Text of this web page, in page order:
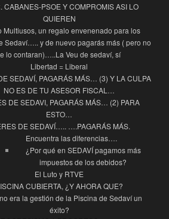
CABANES-PSOE Y COMPROMIS ASI LO
QUIEREN
Multiusos, un regalo envenenado para los
Sedaví….. y de nuevo pagarás más ( pero no
lo contaran)…..La Veu de sedaví, sí
Libertad = Liberal
SEDAVÍ, PAGARÁS MÁS… (3) Y LA CULPA
NO ES DE TU ASESOR FISCAL…
DE SEDAVI, PAGARÁS MÁS… (2) PARA
ESTO…
DE SEDAVÍ….. ….PAGARÁS MÁS.
Encuentra las diferencias….
¿Por qué en SEDAVÍ pagamos más
impuestos de los debidos?
El Luto y RTVE
CUBIERTA, ¿Y AHORA QUE?
era la gestión de la Piscina de Sedaví un
éxito?